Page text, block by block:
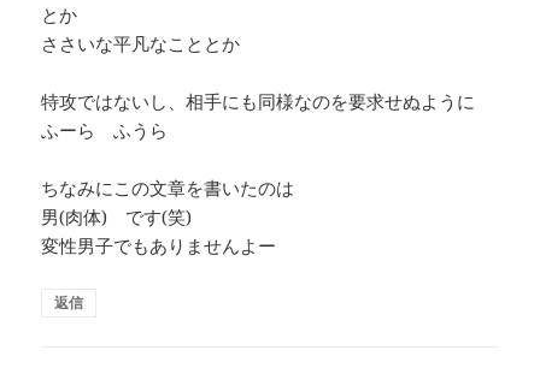
とか
ささいな平凡なこととか
特攻ではないし、相手にも同様なのを要求せぬように
ふーら ふうら
ちなみにこの文章を書いたのは
男(肉体) です(笑)
変性男子でもありませんよー
返信